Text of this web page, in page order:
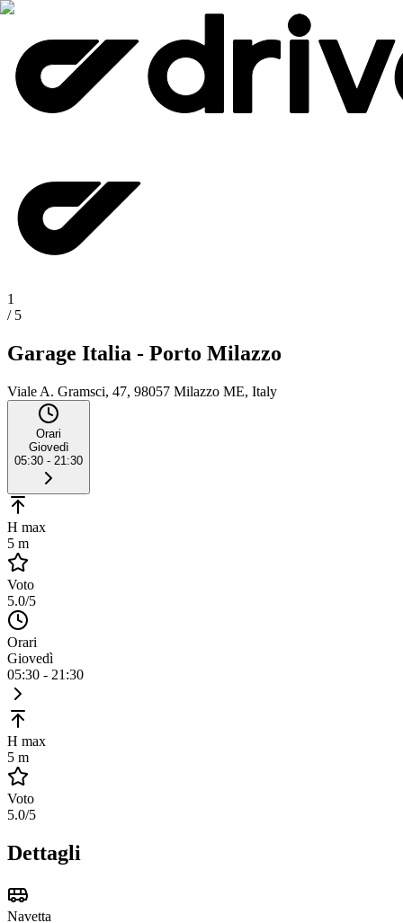
1
/ 5
Garage Italia - Porto Milazzo
Viale A. Gramsci, 47, 98057 Milazzo ME, Italy
Orari
Giovedì
05:30 - 21:30
H max
5 m
Voto
5.0/5
Orari
Giovedì
05:30 - 21:30
H max
5 m
Voto
5.0/5
Dettagli
Navetta